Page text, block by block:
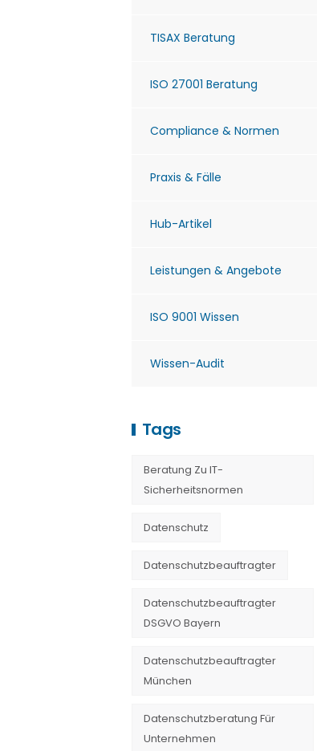
TISAX Beratung
ISO 27001 Beratung
Compliance & Normen
Praxis & Fälle
Hub-Artikel
Leistungen & Angebote
ISO 9001 Wissen
Wissen-Audit
Tags
Beratung Zu IT-
Sicherheitsnormen
Datenschutz
Datenschutzbeauftragter
Datenschutzbeauftragter
DSGVO Bayern
Datenschutzbeauftragter
München
Datenschutzberatung Für
Unternehmen